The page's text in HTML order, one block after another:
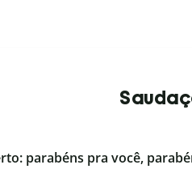
parabéns pra você,